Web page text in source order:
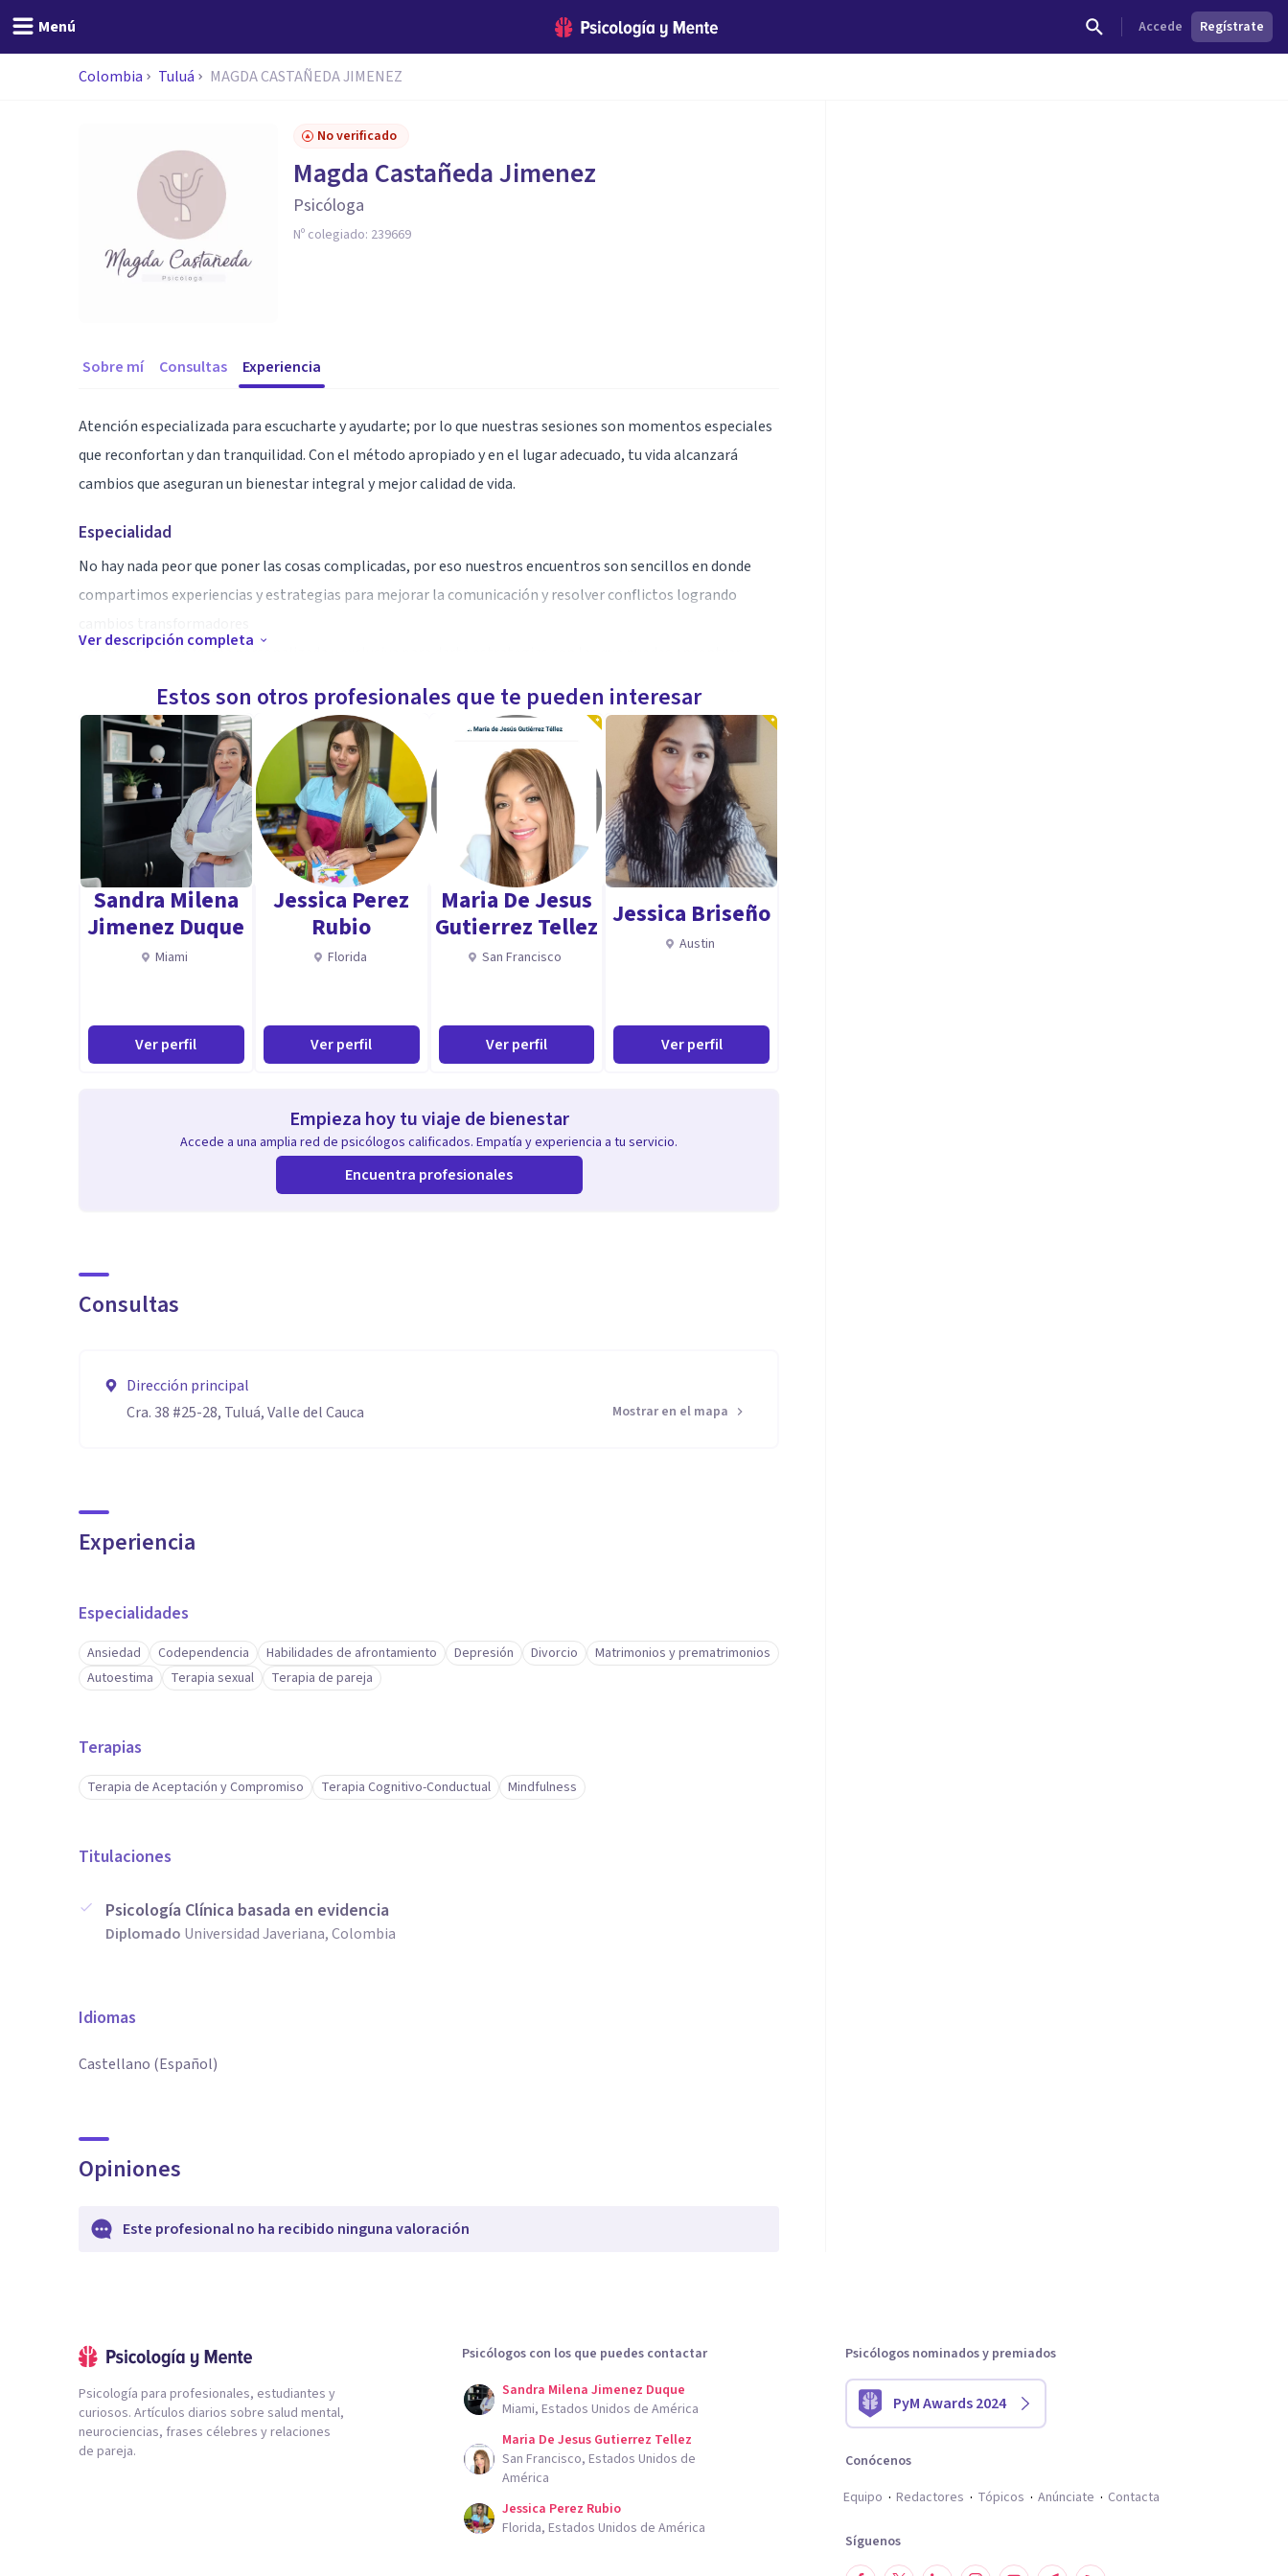
Menú Accede Regístrate
Colombia Tuluá MAGDA CASTAÑEDA JIMENEZ
No verificado
Magda Castañeda Jimenez
Psicóloga
Nº colegiado: 239669
Sobre mí Consultas Experiencia
Atención especializada para escucharte y ayudarte; por lo que nuestras sesiones son momentos especiales
que reconfortan y dan tranquilidad. Con el método apropiado y en el lugar adecuado, tu vida alcanzará
cambios que aseguran un bienestar integral y mejor calidad de vida.
Especialidad
No hay nada peor que poner las cosas complicadas, por eso nuestros encuentros son sencillos en donde
compartimos experiencias y estrategias para mejorar la comunicación y resolver conflictos logrando
Estoy contigo de forma personalizada y exclusiva para darte estrategias con las que puedes encontrar
más fácil de lo que crees.
Aptitudes
Experta en enseñarte a manejar aquellas situaciones que afectan tu estabilidad emocional y tu salud
mental ¡Estoy segura de que puedo ayudarte!
Ver descripción completa
Estos son otros profesionales que te pueden interesar
Sandra Milena
Jimenez Duque
Miami
Ver perfil
Jessica Perez
Rubio
Florida
Ver perfil
Maria De Jesus
Gutierrez Tellez
San Francisco
Ver perfil
Jessica Briseño
Austin
Ver perfil
Empieza hoy tu viaje de bienestar
Accede a una amplia red de psicólogos calificados. Empatía y experiencia a tu servicio.
Encuentra profesionales
Consultas
Dirección principal
Cra. 38 #25-28, Tuluá, Valle del Cauca
Mostrar en el mapa
Experiencia
Especialidades
Ansiedad Codependencia Habilidades de afrontamiento Depresión Divorcio
Matrimonios y prematrimonios
Autoestima
Terapia sexual Terapia de pareja
Terapias
Terapia de Aceptación y Compromiso Terapia Cognitivo-Conductual Mindfulness
Titulaciones
Psicología Clínica basada en evidencia
Diplomado Universidad Javeriana, Colombia
Idiomas
Castellano (Español)
Opiniones
Este profesional no ha recibido ninguna valoración
Psicología para profesionales, estudiantes y
curiosos. Artículos diarios sobre salud mental,
neurociencias, frases célebres y relaciones
de pareja.
Psicólogos con los que puedes contactar
Sandra Milena Jimenez Duque
Miami, Estados Unidos de América
Maria De Jesus Gutierrez Tellez
San Francisco, Estados Unidos de
América
Jessica Perez Rubio
Florida, Estados Unidos de América
Psicólogos nominados y premiados
PyM Awards 2024
Conócenos
Equipo
Redactores Tópicos Anúnciate Contacta
Síguenos